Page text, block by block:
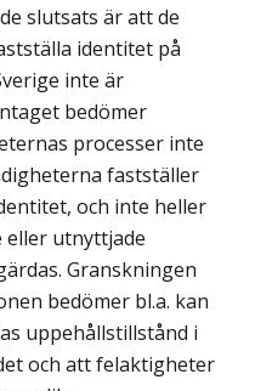
slutsats är att de
identitet på
inte är
bedömer
processer inte
fastställer
och inte heller
utnyttjade
Granskningen
bedömer bl.a. kan
uppehållstillstånd i
och att felaktigheter